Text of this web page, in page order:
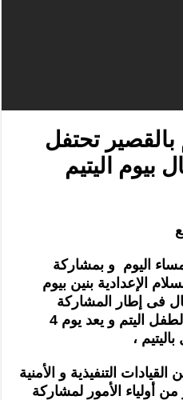
بالقصير تحتفل
اليتيم
اليوم و بمشاركة
الإعدادية بنين بيوم
فى إطار المشاركة
المجتمعية للإهتمام ورعاية الطفل اليتم و يعد يوم 4
،
التنفيذية و الأمنية
من أولياء الأمور لمشاركة